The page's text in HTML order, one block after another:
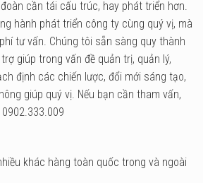
cần tái cấu trúc, hay phát triển hơn.
hành phát triển công ty cùng quý vị, mà
tư vấn. Chúng tôi sẵn sàng quy thành
giúp trong vấn đề quản trị, quản lý,
định các chiến lược, đổi mới sáng tạo,
giúp quý vị. Nếu bạn cần tham vấn,
khác hàng toàn quốc trong và ngoài